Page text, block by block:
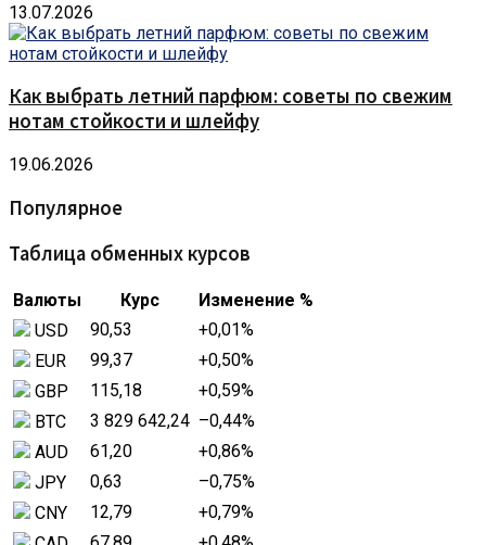
13.07.2026
Как выбрать летний парфюм: советы по свежим
нотам стойкости и шлейфу
19.06.2026
Популярное
Таблица обменных курсов
Валюты Курс
Изменение %
USD
90,53 +0,01%
EUR
99,37 +0,50%
GBP
115,18 +0,59%
BTC
3 829 642,24 –0,44%
AUD
61,20 +0,86%
JPY
0,63 –0,75%
CNY
12,79 +0,79%